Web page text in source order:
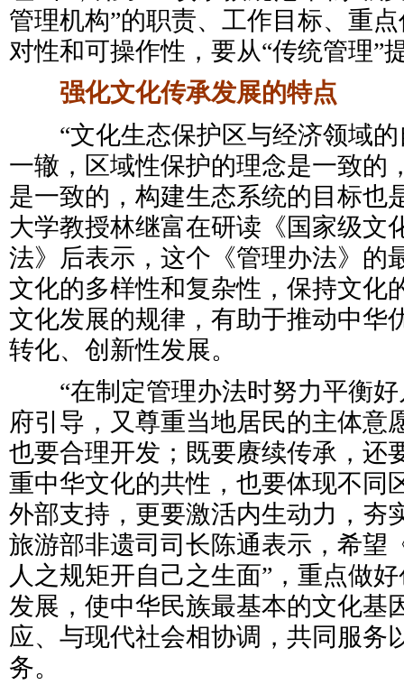
管理机构”的职责、工作目标、重
对性和可操作性，要从“传统管理”
强化文化传承发展的特点
“文化生态保护区与经济领域的
一辙，区域性保护的理念是一致的
是一致的，构建生态系统的目标也
大学教授林继富在研读《国家级文
法》后表示，这个《管理办法》的
文化的多样性和复杂性，保持文化
文化发展的规律，有助于推动中华
转化、创新性发展。
“在制定管理办法时努力平衡好
府引导，又尊重当地居民的主体意
也要合理开发；既要赓续传承，还
重中华文化的共性，也要体现不同
外部支持，更要激活内生动力，夯
旅游部非遗司司长陈通表示，希望
人之规矩开自己之生面”，重点做
发展，使中华民族最基本的文化基
应、与现代社会相协调，共同服务
务。